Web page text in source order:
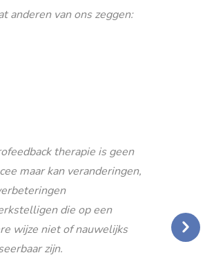
anderen van ons zeggen:
therapie is geen
maar kan veranderingen,
die op een
wijze niet of nauwelijks
zijn.